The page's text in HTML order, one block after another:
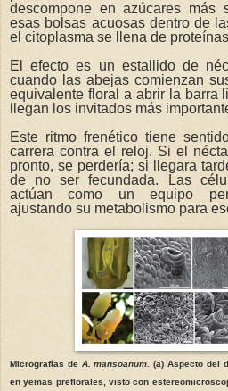
descompone en azúcares
esas bolsas acuosas dentro de
el citoplasma se llena de
El efecto es un estallido de
cuando las abejas comienzan
equivalente floral a abrir la barra
llegan los invitados más
Este ritmo frenético tiene
carrera contra el reloj. Si el
pronto, se perdería; si llegara
de no ser fecundada. Las
actúan como un equipo
ajustando su metabolismo para
Micrografías de A. mansoanum . (a) Aspecto del
en yemas preflorales, visto con